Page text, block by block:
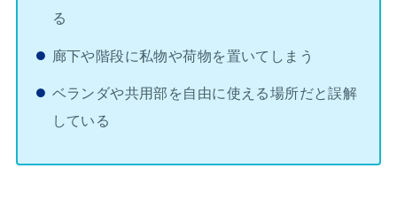
る
廊下や階段に私物や荷物を置いてしまう
ベランダや共用部を自由に使える場所だと誤解
している